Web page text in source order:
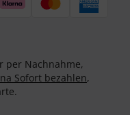
per Nachnahme,
Sofort bezahlen,